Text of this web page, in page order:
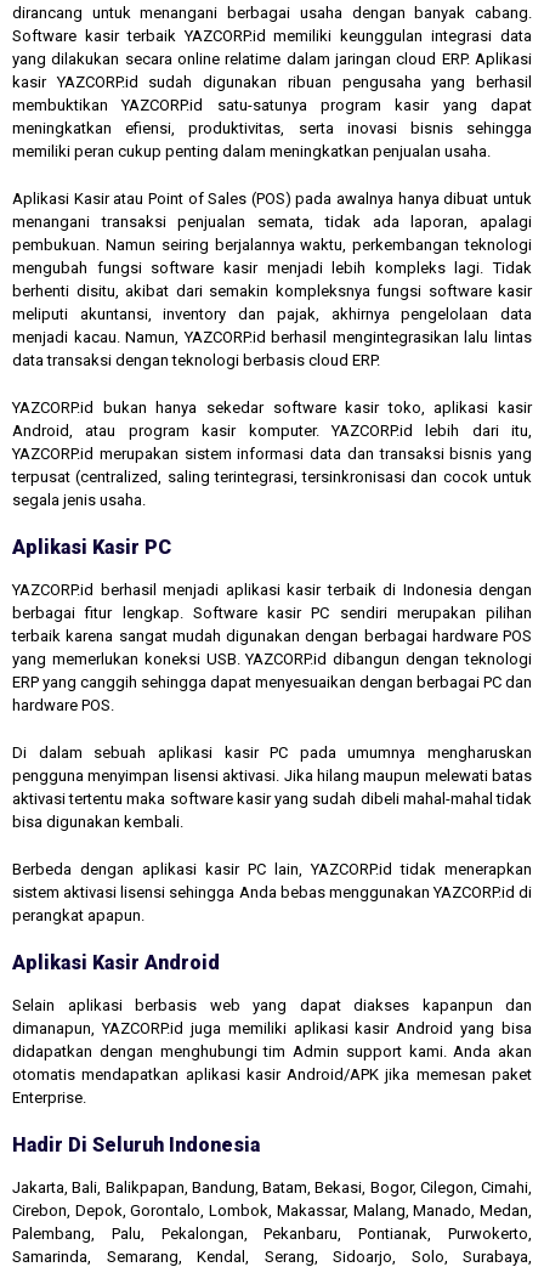
dirancang untuk menangani berbagai usaha dengan banyak cabang.
Software kasir terbaik YAZCORP.id memiliki keunggulan integrasi data
yang dilakukan secara online relatime dalam jaringan cloud ERP. Aplikasi
kasir YAZCORP.id sudah digunakan ribuan pengusaha yang berhasil
membuktikan YAZCORP.id satu-satunya program kasir yang dapat
meningkatkan efiensi, produktivitas, serta inovasi bisnis sehingga
memiliki peran cukup penting dalam meningkatkan penjualan usaha.
Aplikasi Kasir atau Point of Sales (POS) pada awalnya hanya dibuat untuk
menangani transaksi penjualan semata, tidak ada laporan, apalagi
pembukuan. Namun seiring berjalannya waktu, perkembangan teknologi
mengubah fungsi software kasir menjadi lebih kompleks lagi. Tidak
berhenti disitu, akibat dari semakin kompleksnya fungsi software kasir
meliputi akuntansi, inventory dan pajak, akhirnya pengelolaan data
menjadi kacau. Namun, YAZCORP.id berhasil mengintegrasikan lalu lintas
data transaksi dengan teknologi berbasis cloud ERP.
YAZCORP.id bukan hanya sekedar software kasir toko, aplikasi kasir
Android, atau program kasir komputer. YAZCORP.id lebih dari itu,
YAZCORP.id merupakan sistem informasi data dan transaksi bisnis yang
terpusat (centralized, saling terintegrasi, tersinkronisasi dan cocok untuk
segala jenis usaha.
Aplikasi Kasir PC
YAZCORP.id berhasil menjadi aplikasi kasir terbaik di Indonesia dengan
berbagai fitur lengkap. Software kasir PC sendiri merupakan pilihan
terbaik karena sangat mudah digunakan dengan berbagai hardware POS
yang memerlukan koneksi USB. YAZCORP.id dibangun dengan teknologi
ERP yang canggih sehingga dapat menyesuaikan dengan berbagai PC dan
hardware POS.
Di dalam sebuah aplikasi kasir PC pada umumnya mengharuskan
pengguna menyimpan lisensi aktivasi. Jika hilang maupun melewati batas
aktivasi tertentu maka software kasir yang sudah dibeli mahal-mahal tidak
bisa digunakan kembali.
Berbeda dengan aplikasi kasir PC lain, YAZCORP.id tidak menerapkan
sistem aktivasi lisensi sehingga Anda bebas menggunakan YAZCORP.id di
perangkat apapun.
Aplikasi Kasir Android
Selain aplikasi berbasis web yang dapat diakses kapanpun dan
dimanapun, YAZCORP.id juga memiliki aplikasi kasir Android yang bisa
didapatkan dengan menghubungi tim Admin support kami. Anda akan
otomatis mendapatkan aplikasi kasir Android/APK jika memesan paket
Enterprise.
Hadir Di Seluruh Indonesia
Jakarta, Bali, Balikpapan, Bandung, Batam, Bekasi, Bogor, Cilegon, Cimahi,
Cirebon, Depok, Gorontalo, Lombok, Makassar, Malang, Manado, Medan,
Palembang, Palu, Pekalongan, Pekanbaru, Pontianak, Purwokerto,
Samarinda, Semarang, Kendal, Serang, Sidoarjo, Solo, Surabaya,